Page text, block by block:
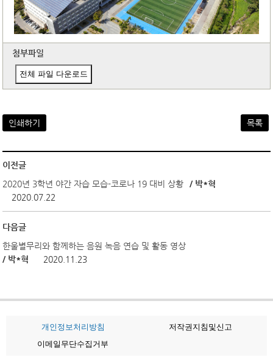
첨부파일
전체 파일 다운로드
인쇄하기 목록
이전글
2020년 3학년 야간 자습 모습-코로나 19 대비 상황
/ 박*혁
2020.07.22
다음글
한울별무리와 함께하는 음원 녹음 연습 및 활동 영상
/ 박*혁
2020.11.23
개인정보처리방침
저작권지침및신고
이메일무단수집거부